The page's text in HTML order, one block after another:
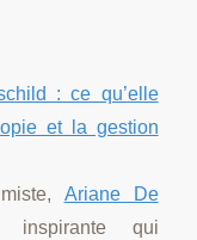
: ce qu’elle
et la gestion
Ariane De
qui